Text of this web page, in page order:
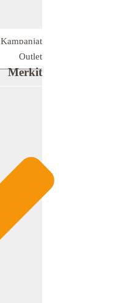
Kampanjat
Outlet
Merkit